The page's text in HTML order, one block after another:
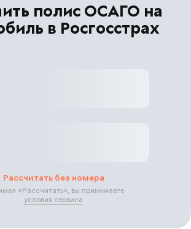
полис ОСАГО на
в Росгосстрах
Рассчитать без номера
«Рассчитать», вы принимаете
условия сервиса